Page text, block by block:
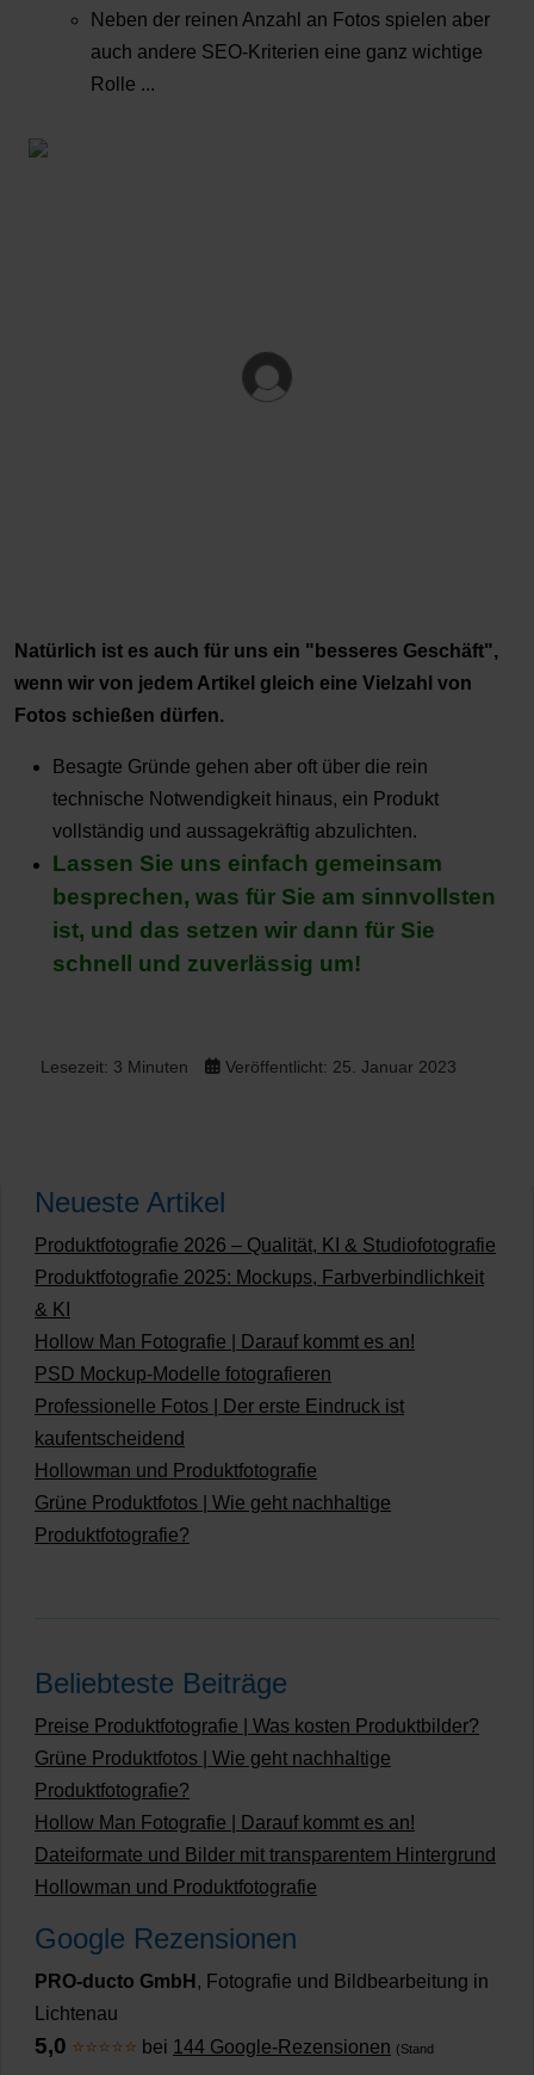
Neben der reinen Anzahl an Fotos spielen aber
auch andere SEO-Kriterien eine ganz wichtige
Rolle ...
Natürlich ist es auch für uns ein "besseres Geschäft",
wenn wir von jedem Artikel gleich eine Vielzahl von
Fotos schießen dürfen.
Besagte Gründe gehen aber oft über die rein
technische Notwendigkeit hinaus, ein Produkt
vollständig und aussagekräftig abzulichten.
Lassen Sie uns einfach gemeinsam
besprechen, was für Sie am sinnvollsten
ist, und das setzen wir dann für Sie
schnell und zuverlässig um!
Lesezeit: 3 Minuten Veröffentlicht: 25. Januar 2023
Neueste Artikel
Produktfotografie 2026 – Qualität, KI & Studiofotografie
Produktfotografie 2025: Mockups, Farbverbindlichkeit
& KI
Hollow Man Fotografie | Darauf kommt es an!
PSD Mockup-Modelle fotografieren
Professionelle Fotos | Der erste Eindruck ist
kaufentscheidend
Hollowman und Produktfotografie
Grüne Produktfotos | Wie geht nachhaltige
Produktfotografie?
Beliebteste Beiträge
Preise Produktfotografie | Was kosten Produktbilder?
Grüne Produktfotos | Wie geht nachhaltige
Produktfotografie?
Hollow Man Fotografie | Darauf kommt es an!
Dateiformate und Bilder mit transparentem Hintergrund
Hollowman und Produktfotografie
Google Rezensionen
PRO-ducto GmbH , Fotografie und Bildbearbeitung in
Lichtenau
5,0 ⭐⭐⭐⭐⭐ bei 144 Google-Rezensionen (Stand